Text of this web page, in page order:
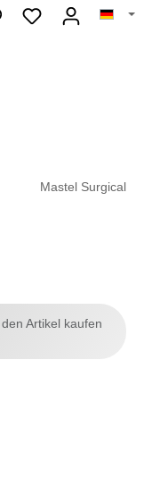
Mastel Surgical
Artikel kaufen